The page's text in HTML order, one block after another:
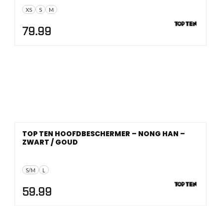
XS S M
79.99
S/M L
TOP TEN HOOFDBESCHERMER – NONG HAN –
ZWART / GOUD
59.99